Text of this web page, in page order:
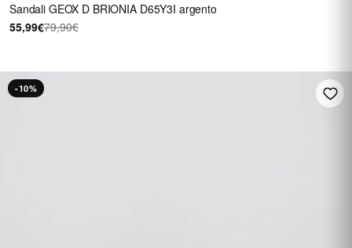
Sandali GEOX D BRIONIA D65Y3I argento
55,99€79,90€
-10%